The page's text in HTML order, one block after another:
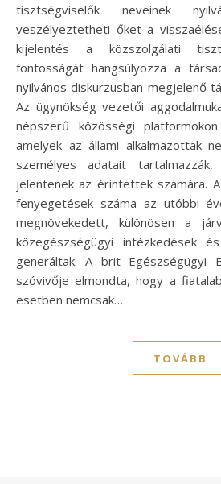
tisztségviselők neveinek
veszélyeztetheti őket a
kijelentés a közszolgálati
fontosságát hangsúlyozza a
nyilvános diskurzusban megjelenő
Az ügynökség vezetői
népszerű közösségi
amelyek az állami alkalmazottak
személyes adatait
jelentenek az érintettek számára.
fenyegetések száma az utóbbi
megnövekedett, különösen a
közegészségügyi intézkedések
generáltak. A brit Egészségügyi
szóvivője elmondta, hogy a
esetben nemcsak…
TOVÁBB